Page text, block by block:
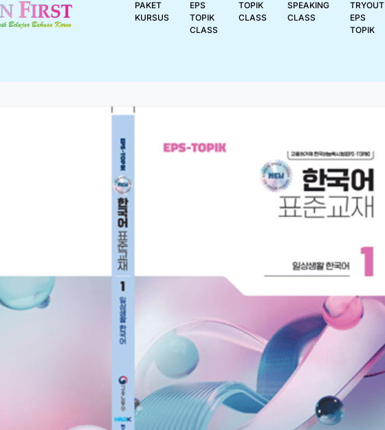
PAKET
KURSUS
EPS
TOPIK
CLASS
TOPIK
CLASS
SPEAKING
CLASS
TRYOUT
EPS
TOPIK